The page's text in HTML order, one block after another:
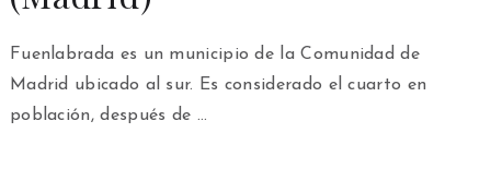
Fuenlabrada es un municipio de la Comunidad de
Madrid ubicado al sur. Es considerado el cuarto en
población, después de …